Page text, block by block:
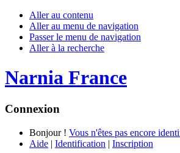
Aller au contenu
Aller au menu de navigation
Passer le menu de navigation
Aller à la recherche
Narnia France
Connexion
Bonjour ! Vous n'êtes pas encore
Aide | Identification | Inscription